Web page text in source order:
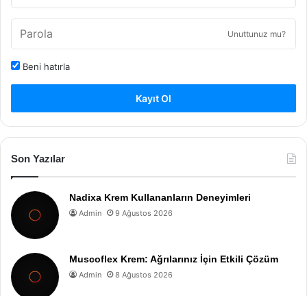
Unuttunuz mu?
Beni hatırla
Kayıt Ol
Son Yazılar
Nadixa Krem Kullananların Deneyimleri
Admin 9 Ağustos 2026
Muscoflex Krem: Ağrılarınız İçin Etkili Çözüm
Admin 8 Ağustos 2026